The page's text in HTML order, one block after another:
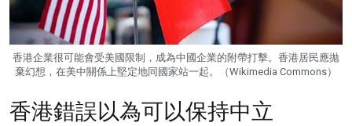
香港企業很可能會受美國限制，成為中國企業的附帶打擊。香港居民應拋
棄幻想，在美中關係上堅定地同國家站一起。（Wikimedia Commons）
香港錯誤以為可以保持中立